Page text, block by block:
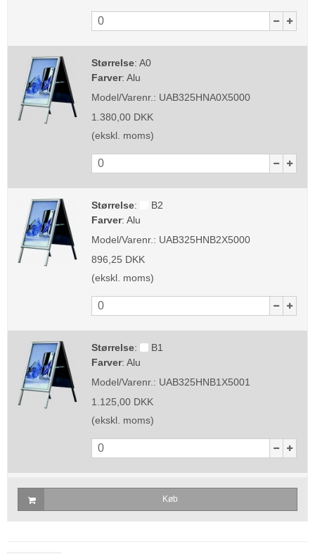
Størrelse: A0
Farver: Alu
Model/Varenr.: UAB325HNA0X5000
1.380,00 DKK
(ekskl. moms)
Størrelse:
B2
Farver: Alu
Model/Varenr.: UAB325HNB2X5000
896,25 DKK
(ekskl. moms)
Størrelse:
B1
Farver: Alu
Model/Varenr.: UAB325HNB1X5001
1.125,00 DKK
(ekskl. moms)
Køb